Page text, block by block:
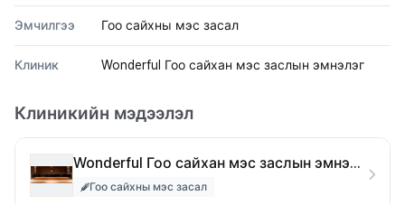
Эмчилгээ Гоо сайхны мэс засал
Клиник Wonderful Гоо сайхан мэс заслын эмнэлэг
Клиникийн мэдээлэл
Wonderful Гоо сайхан мэс заслын эмнэлэг
Гоо сайхны мэс засал